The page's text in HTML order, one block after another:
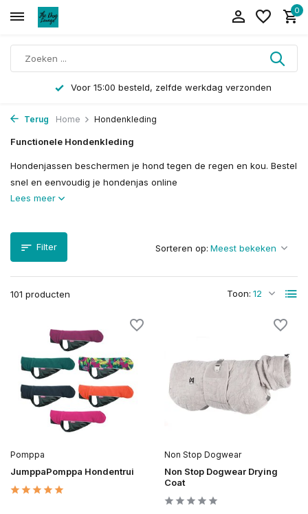
0
Voor 15:00 besteld, zelfde werkdag verzonden
Terug Home Hondenkleding
Functionele Hondenkleding
Hondenjassen beschermen je hond tegen de regen en kou. Bestel
snel en eenvoudig je hondenjas online
Lees meer
Filter
101 producten Toon:
Sorteren op:
Pomppa
JumppaPomppa Hondentrui
Non Stop Dogwear
Non Stop Dogwear Drying
Coat